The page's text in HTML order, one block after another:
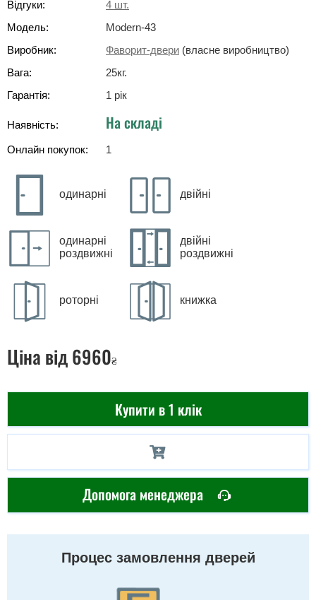
Відгуки:
4 шт.
Модель:
Modern-43
Виробник:
Фаворит-двери (власне виробництво)
Вага:
25кг.
Гарантія:
1 рік
Наявність: На складі
Онлайн покупок: 1
одинарні двійні
одинарні
роздвижні
двійні
роздвижні
роторні книжка
Ціна від 6960₴
Купити в 1 клік
Допомога менеджера
Процес замовлення дверей